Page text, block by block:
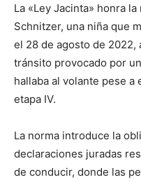
La «Ley Jacinta» honra
Schnitzer, una niña que
el 28 de agosto de 2022,
tránsito provocado por
hallaba al volante pese
etapa IV.
La norma introduce la
declaraciones juradas
de conducir, donde las